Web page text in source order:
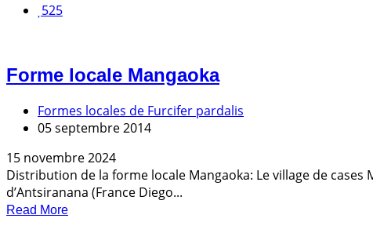
525
Forme locale Mangaoka
Formes locales de Furcifer pardalis
05 septembre 2014
15 novembre 2024
Distribution de la forme locale Mangaoka: Le village de
d’Antsiranana (France Diego...
Read More